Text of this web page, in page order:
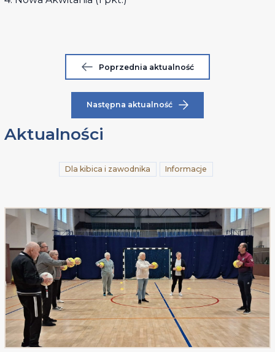
Poprzednia aktualność
Następna aktualność
Aktualności
Dla kibica i zawodnika Informacje